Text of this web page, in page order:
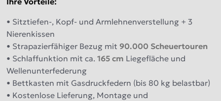
• Sitztiefen-, Kopf- und Armlehnenverstellung + 3
Nierenkissen
• Strapazierfähiger Bezug mit 90.000 Scheuertouren
• Schlaffunktion mit ca.165 cm Liegefläche und
Wellenunterfederung
• Bettkasten mit Gasdruckfedern (bis 80 kg belastbar)
• Kostenlose Lieferung, Montage und